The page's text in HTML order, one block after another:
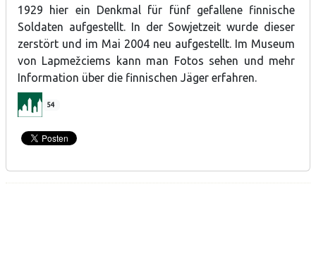
1929 hier ein Denkmal für fünf gefallene finnische
Soldaten aufgestellt. In der Sowjetzeit wurde dieser
zerstört und im Mai 2004 neu aufgestellt. Im Museum
von Lapmežciems kann man Fotos sehen und mehr
Information über die finnischen Jäger erfahren.
54